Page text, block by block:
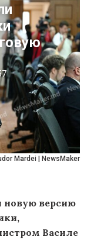
Mardei | NewsMaker
новую версию
Василе